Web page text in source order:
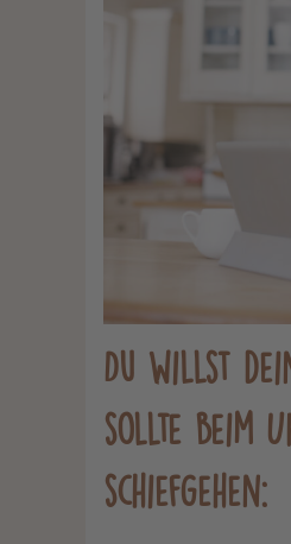
Du willst
sollte beim
schiefgehen: